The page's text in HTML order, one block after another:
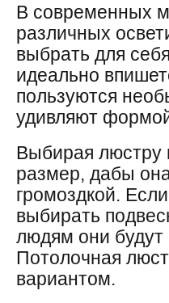
В современных
различных
выбрать для
идеально
пользуются
удивляют
Выбирая люстру
размер, дабы
громоздкой.
выбирать
людям они будут
Потолочная
вариантом.